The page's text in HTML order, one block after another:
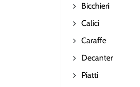
Bicchieri
Calici
Caraffe
Decanter
Piatti